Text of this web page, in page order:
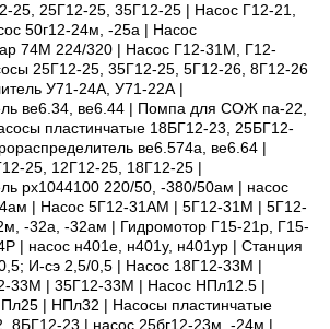
25, 25Г12-25, 35Г12-25 | Насос Г12-21,
50г12-24м, -25а | Насос
74М 224/320 | Насос Г12-31М, Г12-
25Г12-25, 35Г12-25, 5Г12-26, 8Г12-26
У71-24А, У71-22А |
ве6.34, ве6.44 | Помпа для СОЖ па-22,
пластинчатые 18БГ12-23, 25БГ12-
ве6.574а, ве6.64 |
25, 12Г12-25, 18Г12-25 |
рх1044100 220/50, -380/50ам | насос
| Насос 5Г12-31АМ | 5Г12-31М | 5Г12-
-32а, -32ам | Гидромотор Г15-21р, Г15-
| насос н401е, н401у, н401ур | Станция
И-сэ 2,5/0,5 | Насос 18Г12-33М |
33М | 35Г12-33М | Насос НПл12.5 |
| НПл32 | Насосы пластинчатые
8БГ12-23 | насос 25бг12-23м, -24м |